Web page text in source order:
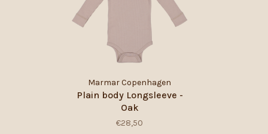
Marmar Copenhagen
Plain body Longsleeve -
Oak
€28,50